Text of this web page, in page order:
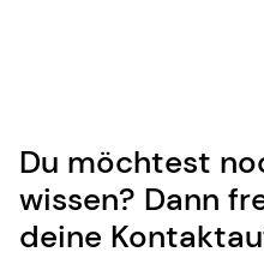
Du möchtest
wissen? Dann
deine